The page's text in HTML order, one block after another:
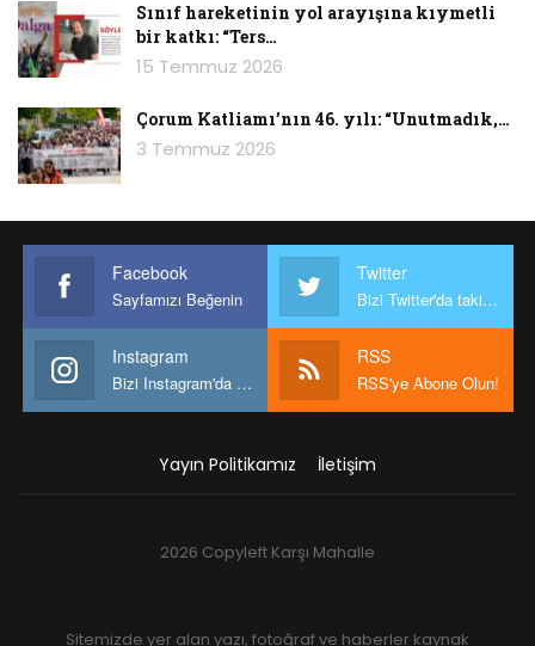
Sınıf hareketinin yol arayışına kıymetli
bir katkı: “Ters…
15 Temmuz 2026
Çorum Katliamı’nın 46. yılı: “Unutmadık,…
3 Temmuz 2026
Facebook
Sayfamızı Beğenin
Twitter
Bizi Twitter'da takip edin
Instagram
Bizi Instagram'da takip edin
RSS
RSS'ye Abone Olun!
Yayın Politikamız İletişim
2026 Copyleft Karşı Mahalle
Sitemizde yer alan yazı, fotoğraf ve haberler kaynak